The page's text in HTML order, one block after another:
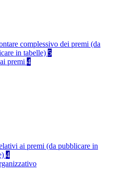
complessivo dei premi (da
in tabelle) 5
premi 4
ai premi (da pubblicare in
4